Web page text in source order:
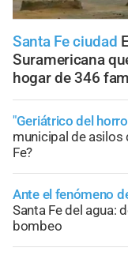
Santa Fe ciudad
Suramericana
hogar de 346
"Geriátrico del
municipal de asilos
Fe?
Ante el fenómeno
Santa Fe del agua:
bombeo